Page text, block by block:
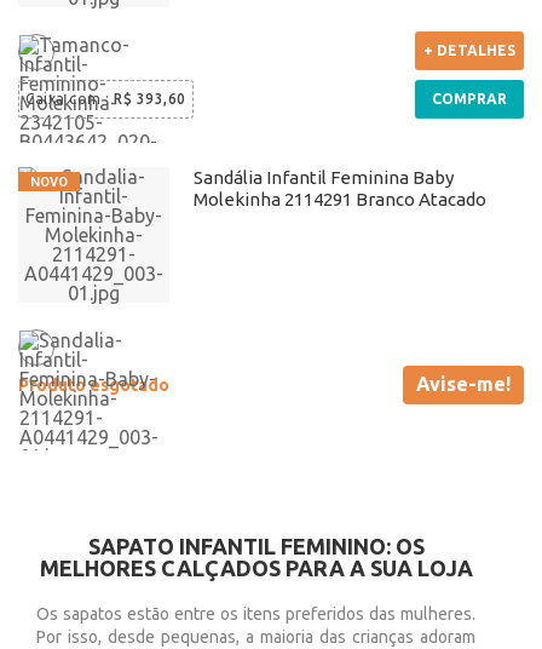
Caixa com: R$ 393,60
+ DETALHES
COMPRAR
Sandália Infantil Feminina Baby
Molekinha 2114291 Branco Atacado
Produto esgotado Avise-me!
SAPATO INFANTIL FEMININO: OS
MELHORES CALÇADOS PARA A SUA LOJA
Os sapatos estão entre os itens preferidos das mulheres.
Por isso, desde pequenas, a maioria das crianças adoram